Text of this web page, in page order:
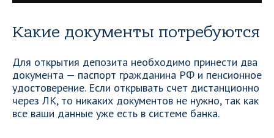
Какие документы потребуются
Для открытия депозита необходимо принести два
документа — паспорт гражданина РФ и пенсионное
удостоверение. Если открывать счет дистанционно
через ЛК, то никаких документов не нужно, так как
все ваши данные уже есть в системе банка.